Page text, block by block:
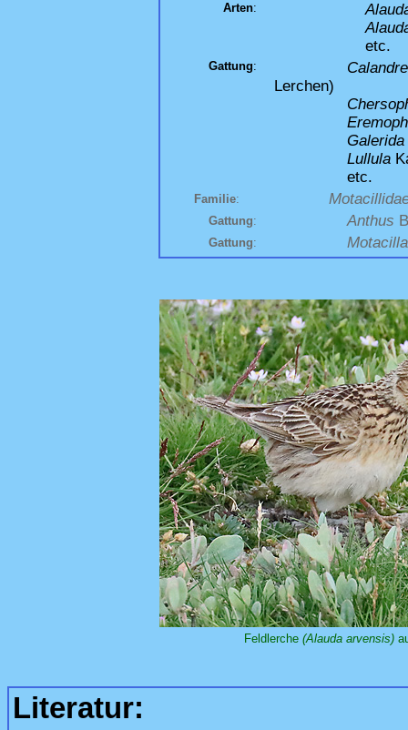
Arten:
etc.
Gattung:
Lerchen)
Galerida
Lullula
etc.
Familie:
Gattung: Anthus
Gattung: Motacilla
Feldlerche (Alauda arvensis)
Literatur: